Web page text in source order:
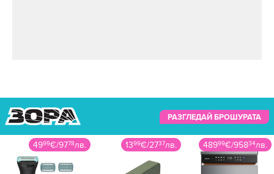
РАЗГЛЕДАЙ БРОШУРАТА
4999€/9778лв. 1399€/2737лв. 48999€/95834лв.